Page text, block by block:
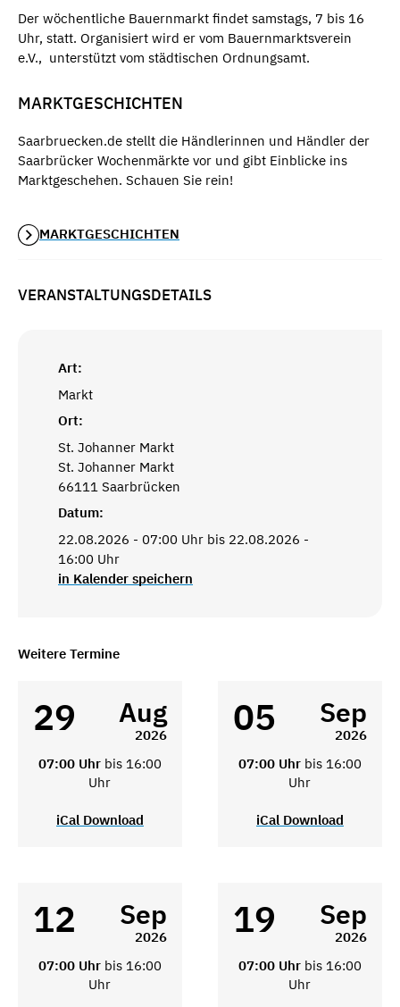
Der wöchentliche Bauernmarkt findet samstags, 7 bis 16
Uhr, statt. Organisiert wird er vom Bauernmarktsverein
e.V., unterstützt vom städtischen Ordnungsamt.
MARKTGESCHICHTEN
Saarbruecken.de stellt die Händlerinnen und Händler der
Saarbrücker Wochenmärkte vor und gibt Einblicke ins
Marktgeschehen. Schauen Sie rein!
MARKTGESCHICHTEN
VERANSTALTUNGSDETAILS
Art:
Markt
Ort:
St. Johanner Markt
St. Johanner Markt
66111 Saarbrücken
Datum:
22.08.2026 - 07:00 Uhr bis 22.08.2026 -
16:00 Uhr
in Kalender speichern
Weitere Termine
29 Aug
2026
07:00 Uhr bis 16:00
Uhr
iCal Download
05 Sep
2026
07:00 Uhr bis 16:00
Uhr
iCal Download
12 Sep
2026
07:00 Uhr bis 16:00
Uhr
19 Sep
2026
07:00 Uhr bis 16:00
Uhr